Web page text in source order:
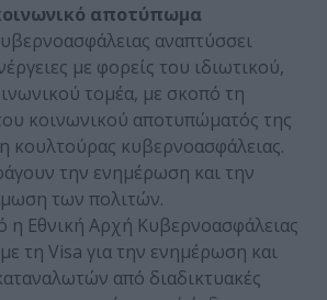
αποτύπωμα
αναπτύσσει
με φορείς του ιδιωτικού,
τομέα, με σκοπό τη
κοινωνικού αποτυπώματός της
κουλτούρας κυβερνοασφάλειας.
την ενημέρωση και την
των πολιτών.
η Εθνική Αρχή Κυβερνοασφάλειας
τη Visa για την ενημέρωση και
από διαδικτυακές